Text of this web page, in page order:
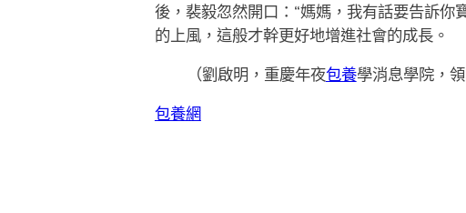
後，裴毅忽然開口：“媽媽，我有話要告訴你
的上風，這般才幹更好地增進社會的成長。
（劉啟明， 重慶年夜包養學消息學院，
包養網